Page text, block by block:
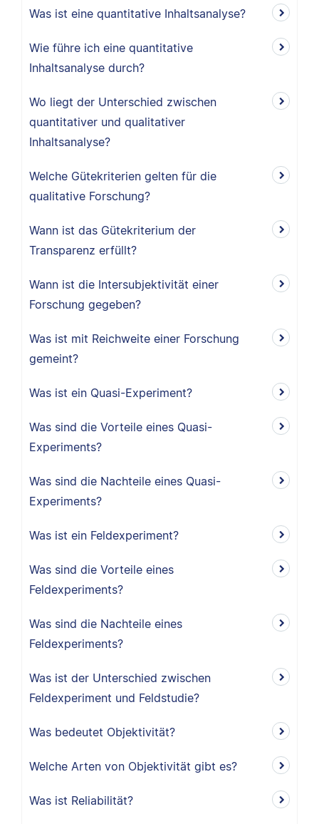
Was ist eine quantitative Inhaltsanalyse?
Wie führe ich eine quantitative
Inhaltsanalyse durch?
Wo liegt der Unterschied zwischen
quantitativer und qualitativer
Inhaltsanalyse?
Welche Gütekriterien gelten für die
qualitative Forschung?
Wann ist das Gütekriterium der
Transparenz erfüllt?
Wann ist die Intersubjektivität einer
Forschung gegeben?
Was ist mit Reichweite einer Forschung
gemeint?
Was ist ein Quasi-Experiment?
Was sind die Vorteile eines Quasi-
Experiments?
Was sind die Nachteile eines Quasi-
Experiments?
Was ist ein Feldexperiment?
Was sind die Vorteile eines
Feldexperiments?
Was sind die Nachteile eines
Feldexperiments?
Was ist der Unterschied zwischen
Feldexperiment und Feldstudie?
Was bedeutet Objektivität?
Welche Arten von Objektivität gibt es?
Was ist Reliabilität?